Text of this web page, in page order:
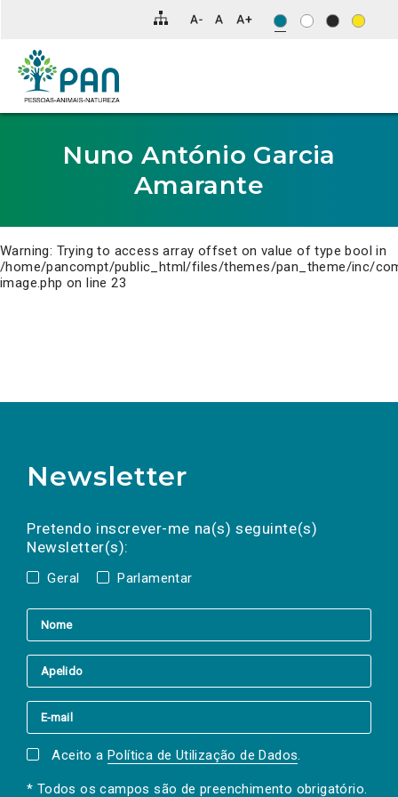
para
conteúdo
principal
da
Nuno António Garcia
Amarante
Warning: Trying to access array offset on value of type bool in
/home/pancompt/public_html/files/themes/pan_theme/inc/
image.php on line23
Newsletter
Pretendo inscrever-me na(s) seguinte(s)
Newsletter(s):
Geral Parlamentar
a(s) newsletter(s).
mail
Aceito a Política de Utilização de Dados.
* Todos os campos são de preenchimento obrigatório.